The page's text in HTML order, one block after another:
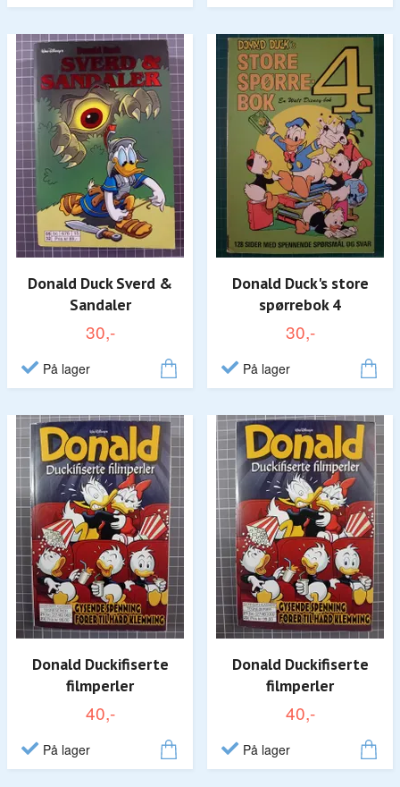
Donald Duck Sverd &
Sandaler
30,-
På lager
Donald Duck's store
spørrebok 4
30,-
På lager
Donald Duckifiserte
filmperler
40,-
På lager
Donald Duckifiserte
filmperler
40,-
På lager